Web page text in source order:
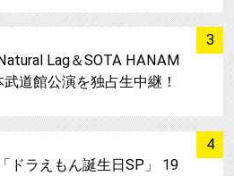
3
Lag＆SOTA HANAM
武道館公演を独占生中継！
4
ドラえもん誕生日SP」 19